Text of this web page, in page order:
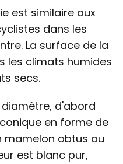
est similaire aux
dans les
La surface de la
les climats humides
secs.
d'abord
en forme de
mamelon obtus au
est blanc pur,